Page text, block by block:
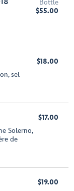
Bottle
$55.00
sel
$18.00
Solerno,
de
$17.00
$19.00